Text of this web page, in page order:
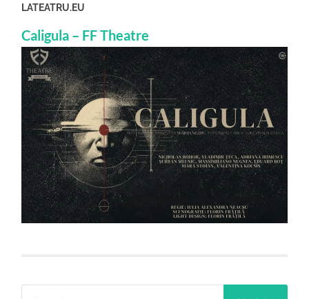
LATEATRU.EU
Caligula – FF Theatre